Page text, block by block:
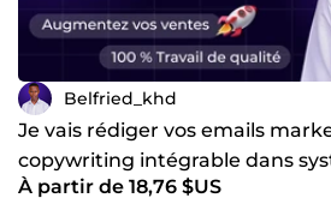
Belfried_khd
Je vais rédiger vos emails
copywriting intégrable dans
À partir de 18,76 $US